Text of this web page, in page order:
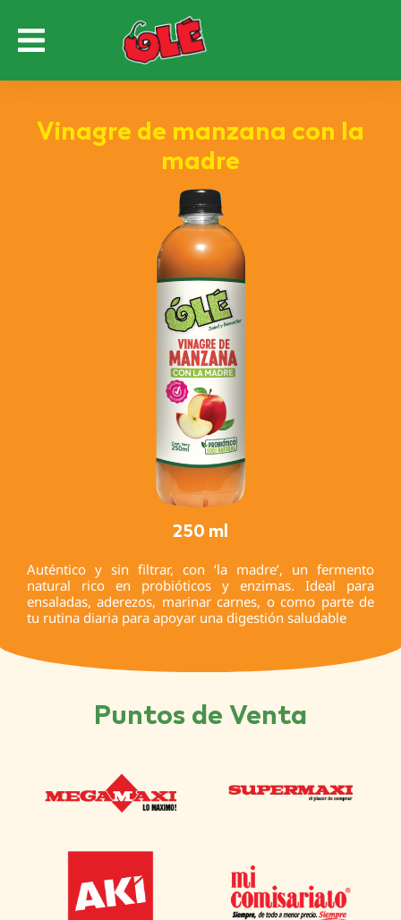
Vinagre de manzana con la
madre
250 ml
Auténtico y sin filtrar, con ‘la madre’, un fermento
natural rico en probióticos y enzimas. Ideal para
ensaladas, aderezos, marinar carnes, o como parte de
tu rutina diaria para apoyar una digestión saludable
Puntos de Venta